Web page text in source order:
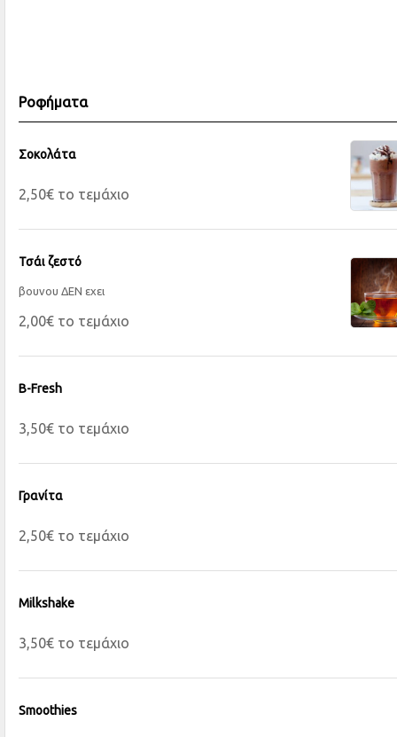
Ροφήματα
Σοκολάτα
2,50€ το τεμάχιο
Τσάι ζεστό
βουνου ΔΕΝ εχει
2,00€ το τεμάχιο
B-Fresh
3,50€ το τεμάχιο
Γρανίτα
2,50€ το τεμάχιο
Milkshake
3,50€ το τεμάχιο
Smoothies